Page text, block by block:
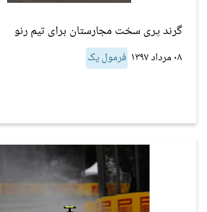
گرند پری سخت مجارستان برای تیم رنو
۰۸ مرداد ۱۳۹۷ فرمول یک